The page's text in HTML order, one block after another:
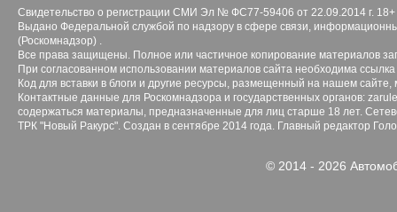
Свидетельство о регистрации СМИ Эл № ФС77-59406 от 22.09.2014 г. 18+
Выдано Федеральной службой по надзору в сфере связи,
(Роскомнадзор) .
Все права защищены. Полное или частичное копирование материалов
При согласованном использовании материалов сайта необходима ссылка
Код для вставки в блоги и другие ресурсы, размещенный на нашем сайте,
Контактные данные для Роскомнадзора и государственных органов:
содержаться материалы, предназначенные для лиц старше 18 лет.
ТРК "Новый Ракурс". Создан в сентябре 2014 года. Главный редактор
© 2014 - 2026